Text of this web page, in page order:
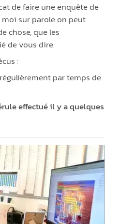
de faire une enquête de
moi sur parole on peut
chose, que les
de vous dire.
:
régulièrement par temps de
effectué il y a quelques